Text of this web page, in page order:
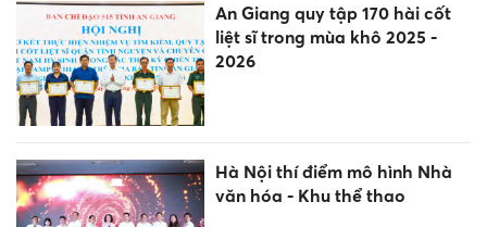
An Giang quy tập 170 hài cốt
liệt sĩ trong mùa khô 2025 -
2026
Hà Nội thí điểm mô hình Nhà
văn hóa - Khu thể thao